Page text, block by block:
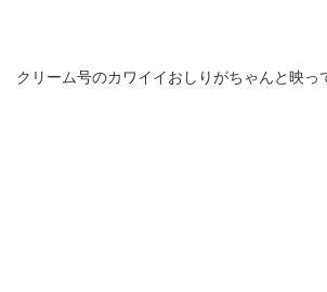
クリーム号のカワイイおしりがちゃんと映っ